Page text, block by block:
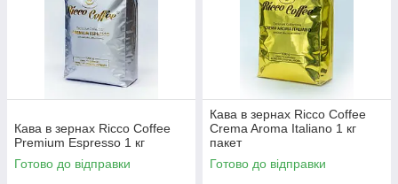
Кава в зернах Ricco Coffee
Premium Espresso 1 кг
Готово до відправки
Кава в зернах Ricco Coffee
Crema Aroma Italiano 1 кг
пакет
Готово до відправки